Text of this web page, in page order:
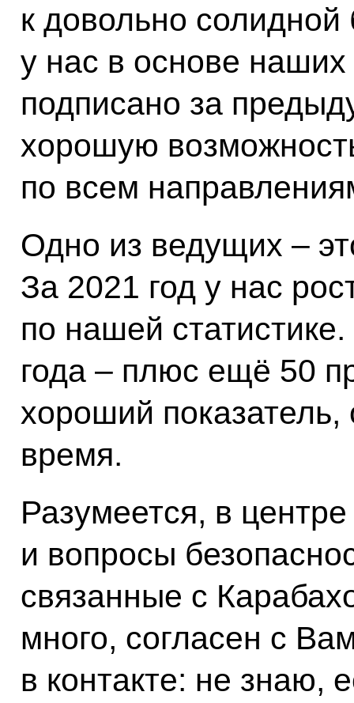
к довольно
у нас в основе
подписано за
хорошую
по всем
Одно из ведущих –
За 2021 год у нас
по нашей
года – плюс ещё 50
хороший
время.
Разумеется, в
и вопросы
связанные с
много, согласен с
в контакте: не знаю,